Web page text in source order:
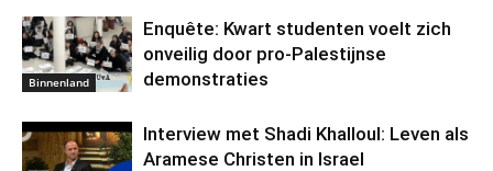
Binnenland
Enquête: Kwart studenten voelt zich
onveilig door pro-Palestijnse
demonstraties
Interview met Shadi Khalloul: Leven als
Aramese Christen in Israel